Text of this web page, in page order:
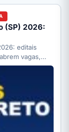
(SP) 2026:
editais
vagas,